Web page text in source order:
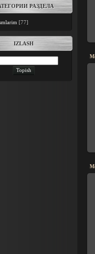
РАЗДЕЛА
[77]
IZLASH